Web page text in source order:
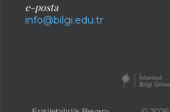
e-posta
info@bilgi.edu.tr